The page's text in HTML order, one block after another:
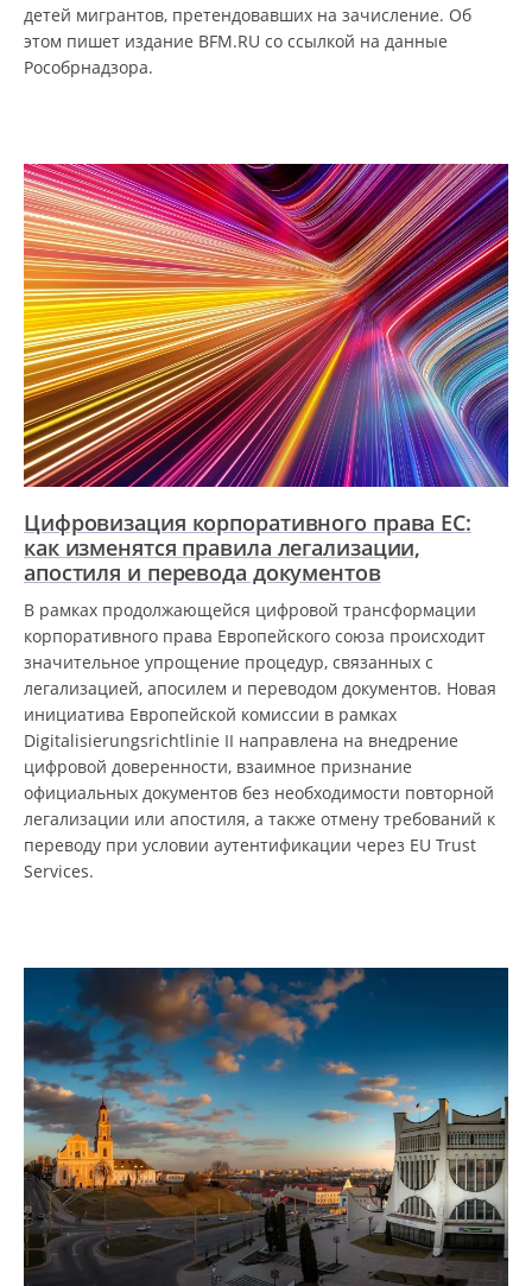
детей мигрантов, претендовавших на зачисление. Об
этом пишет издание BFM.RU со ссылкой на данные
Рособрнадзора.
Цифровизация корпоративного права ЕС:
как изменятся правила легализации,
апостиля и перевода документов
В рамках продолжающейся цифровой трансформации
корпоративного права Европейского союза происходит
значительное упрощение процедур, связанных с
легализацией, апосилем и переводом документов. Новая
инициатива Европейской комиссии в рамках
Digitalisierungsrichtlinie II направлена на внедрение
цифровой доверенности, взаимное признание
официальных документов без необходимости повторной
легализации или апостиля, а также отмену требований к
переводу при условии аутентификации через EU Trust
Services.